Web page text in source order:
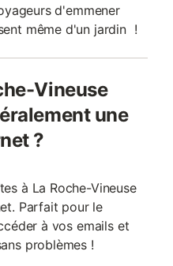
d'emmener
même d'un jardin !
Vineuse
une
?
à La Roche-Vineuse
Parfait pour le
à vos emails et
problèmes !